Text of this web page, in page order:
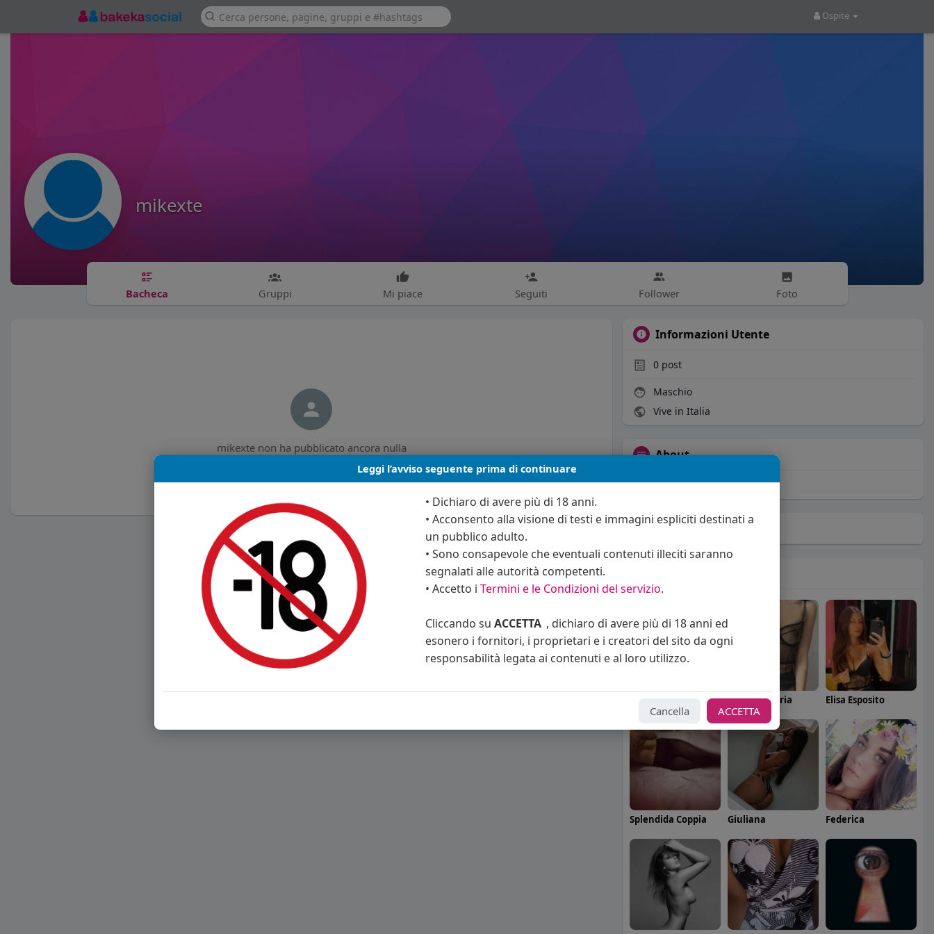
Ospite
mikexte
Bacheca Gruppi Mi piace Seguiti Follower Foto
mikexte non ha pubblicato ancora nulla
Informazioni Utente
0 post
Maschio
Vive in Italia
About
Sto cercando: donne
Album(0)
Angelica Cattaneo callmevittoria Elisa Esposito
Splendida Coppia Giuliana Federica
Leggi l’avviso seguente prima di continuare
• Dichiaro di avere più di 18 anni.
• Acconsento alla visione di testi e immagini espliciti destinati a
un pubblico adulto.
• Sono consapevole che eventuali contenuti illeciti saranno
segnalati alle autorità competenti.
• Accetto i Termini e le Condizioni del servizio.
Cliccando su ACCETTA , dichiaro di avere più di 18 anni ed
esonero i fornitori, i proprietari e i creatori del sito da ogni
responsabilità legata ai contenuti e al loro utilizzo.
Cancella ACCETTA